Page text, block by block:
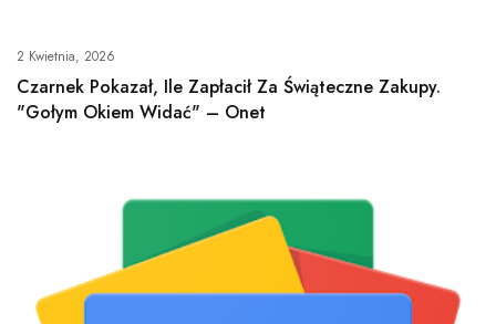
2 Kwietnia, 2026
Czarnek Pokazał, Ile Zapłacił Za Świąteczne Zakupy.
"Gołym Okiem Widać" – Onet